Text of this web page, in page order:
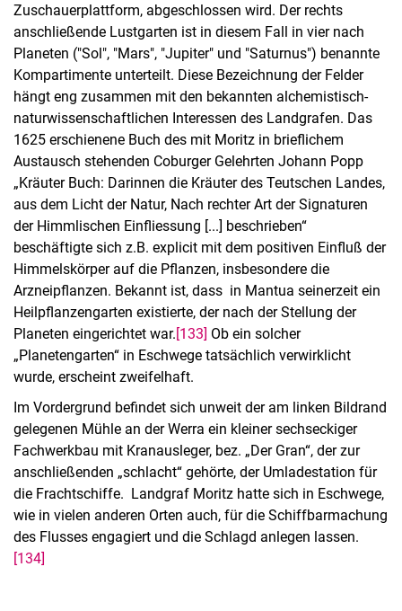
Zuschauerplattform, abgeschlossen wird. Der rechts
anschließende Lustgarten ist in diesem Fall in vier nach
Planeten ("Sol", "Mars", "Jupiter" und "Saturnus") benannte
Kompartimente unterteilt. Diese Bezeichnung der Felder
hängt eng zusammen mit den bekannten alchemistisch-
naturwissenschaftlichen Interessen des Landgrafen. Das
1625 erschienene Buch des mit Moritz in brieflichem
Austausch stehenden Coburger Gelehrten Johann Popp
„Kräuter Buch: Darinnen die Kräuter des Teutschen Landes,
aus dem Licht der Natur, Nach rechter Art der Signaturen
der Himmlischen Einfliessung [...] beschrieben“
beschäftigte sich z.B. explicit mit dem positiven Einfluß der
Himmelskörper auf die Pflanzen, insbesondere die
Arzneipflanzen. Bekannt ist, dass in Mantua seinerzeit ein
Heilpflanzengarten existierte, der nach der Stellung der
Planeten eingerichtet war.[133] Ob ein solcher
„Planetengarten“ in Eschwege tatsächlich verwirklicht
wurde, erscheint zweifelhaft.
Im Vordergrund befindet sich unweit der am linken Bildrand
gelegenen Mühle an der Werra ein kleiner sechseckiger
Fachwerkbau mit Kranausleger, bez. „Der Gran“, der zur
anschließenden „schlacht“ gehörte, der Umladestation für
die Frachtschiffe. Landgraf Moritz hatte sich in Eschwege,
wie in vielen anderen Orten auch, für die Schiffbarmachung
des Flusses engagiert und die Schlagd anlegen lassen.
[134]